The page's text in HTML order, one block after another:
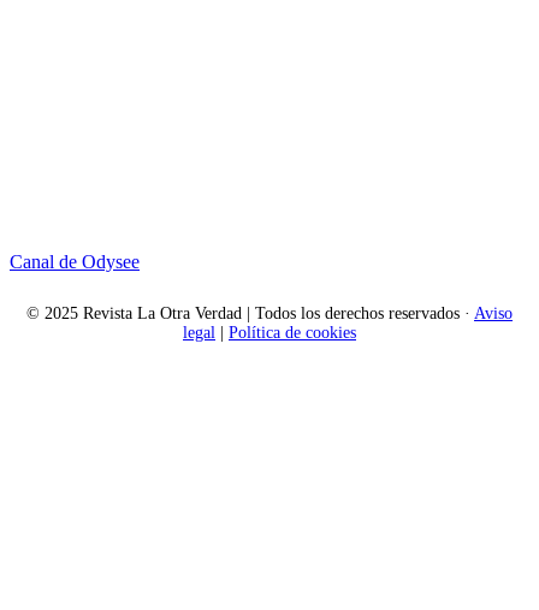
Canal de Odysee
© 2025 Revista La Otra Verdad | Todos los derechos reservados · Aviso
legal
Política de cookies